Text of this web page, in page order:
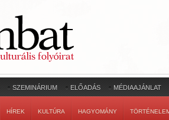
SZEMINÁRIUM ELŐADÁS MÉDIAAJÁNLAT
HÍREK KULTÚRA HAGYOMÁNY